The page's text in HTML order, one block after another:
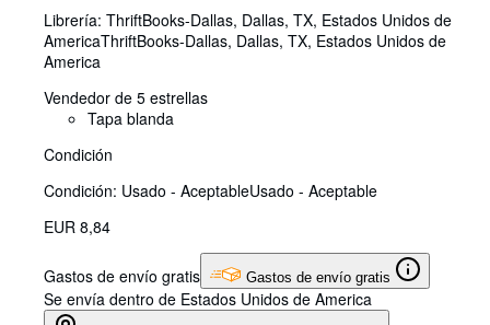
Librería: ThriftBooks-Dallas, Dallas, TX, Estados Unidos de
AmericaThriftBooks-Dallas, Dallas, TX, Estados Unidos de
America
Vendedor de 5 estrellas
Tapa blanda
Condición
Condición: Usado - AceptableUsado - Aceptable
EUR 8,84
Gastos de envío gratis Gastos de envío gratis
Se envía dentro de Estados Unidos de America